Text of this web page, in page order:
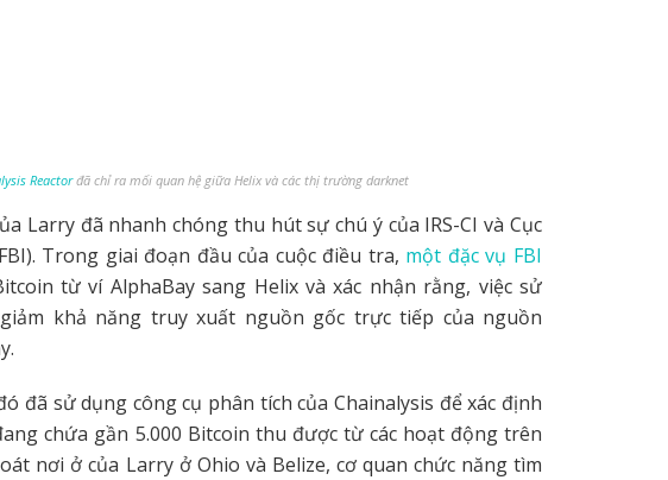
Reactorđã chỉ ra mối quan hệ giữa Helix và các thị trường darknet
Larry đã nhanh chóng thu hút sự chú ý của IRS-CI và Cục
Trong giai đoạn đầu của cuộc điều tra, một đặc vụ FBI
từ ví AlphaBay sang Helix và xác nhận rằng, việc sử
khả năng truy xuất nguồn gốc trực tiếp của nguồn
đã sử dụng công cụ phân tích của Chainalysis để xác định
chứa gần 5.000 Bitcoin thu được từ các hoạt động trên
nơi ở của Larry ở Ohio và Belize, cơ quan chức năng tìm